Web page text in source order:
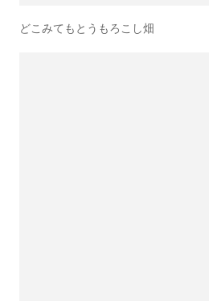
どこみてもとうもろこし畑